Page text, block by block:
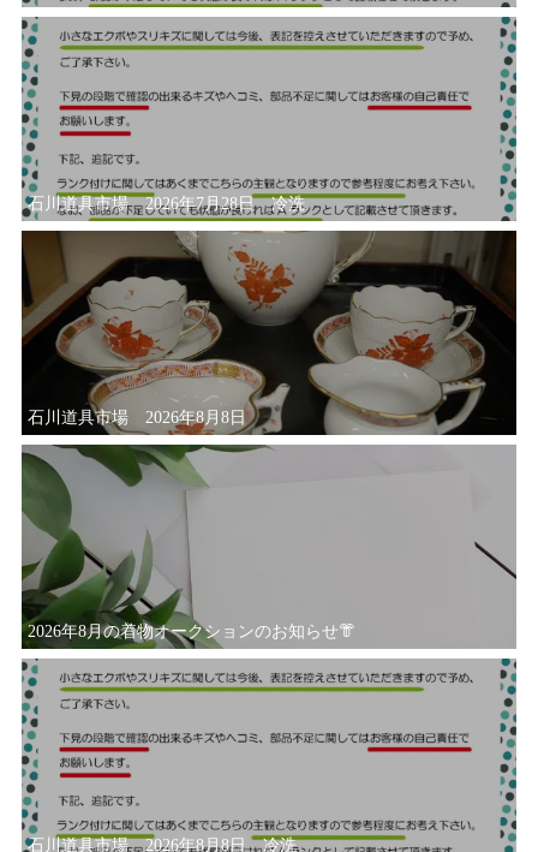
石川道具市場 2026年7月28日 冷洗
石川道具市場 2026年8月8日
2026年8月の着物オークションのお知らせ👘
石川道具市場 2026年8月8日 冷洗